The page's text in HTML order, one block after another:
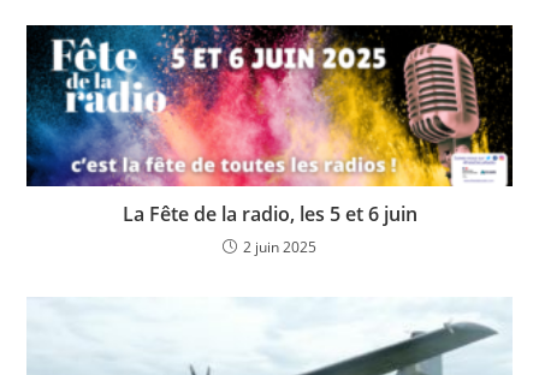
La Fête de la radio, les 5 et 6 juin
2 juin 2025